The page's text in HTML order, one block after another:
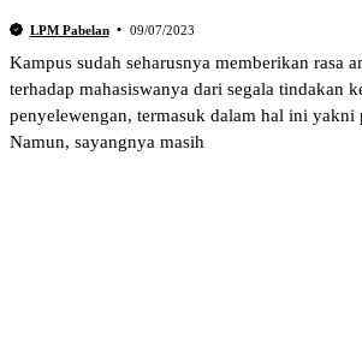
LPM Pabelan 09/07/2023
Kampus sudah seharusnya memberikan rasa
terhadap mahasiswanya dari segala tindakan
penyelewengan, termasuk dalam hal ini yakni
Namun, sayangnya masih